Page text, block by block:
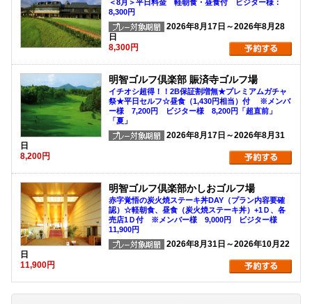
＜8月＞平日料金 軽朝食・昼食付 ビジター様：
8,300円
2026年8月17日～2026年8月28
日
8,300円
明智ゴルフ倶楽部 賑済寺ゴルフ場
イチオシ超得！！2B保証割増無★プレミアムガチャ
祭★平日セルフ☆昼食（1,430円相当）付 ※メンバ
ー様 7,200円 ビジター様 8,200円「超直前」
「夏」
2026年8月17日～2026年8月31
日
8,200円
明智ゴルフ倶楽部かしおゴルフ場
赤字覚悟の炭火焼ステーキ丼DAY（プラン内容要確
認）☆軽朝食、昼食（炭火焼ステーキ丼）+1Ｄ、各
売店1Ｄ付 ※メンバー様 9,000円 ビジター様
11,900円
2026年8月31日～2026年10月22
日
11,900円